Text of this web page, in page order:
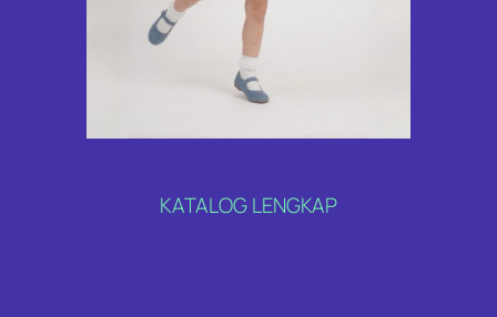
KATALOG LENGKAP